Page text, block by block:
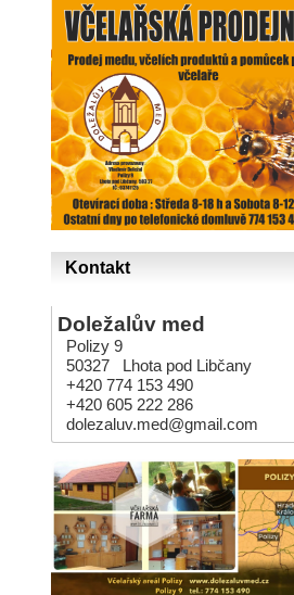
Kontakt
Doležalův med
Polizy 9
50327 Lhota pod Libčany
+420 774 153 490
+420 605 222 286
dolezaluv.med@gmail.com